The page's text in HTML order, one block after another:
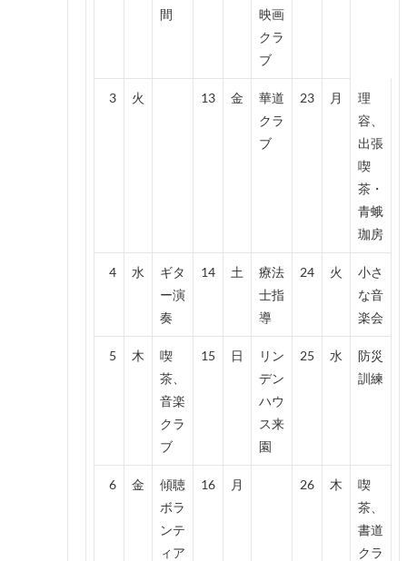
間
映画
クラ
ブ
3 火 13 金
華道
クラ
ブ
23 月
理
容、
出張
喫
茶・
青蛾
珈房
4 水
ギタ
ー演
奏
14 土
療法
士指
導
24 火
小さ
な音
楽会
5 木
喫
茶、
音楽
クラ
ブ
15 日
リン
デン
ハウ
ス来
園
25 水
防災
訓練
6 金
傾聴
ボラ
ンテ
ィア
16 月 26 木
喫
茶、
書道
クラ